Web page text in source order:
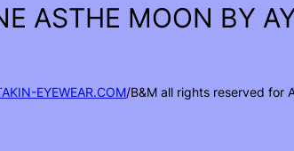
ASTHE MOON BY
EYEWEAR.COM/B&M all rights reserved for